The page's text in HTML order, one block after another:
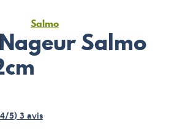
Salmo
Salmo
4/5) 3 avis